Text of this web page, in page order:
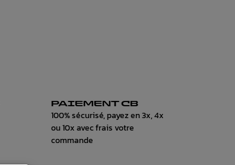
PAIEMENT CB
100% sécurisé, payez en 3x, 4x
ou 10x avec frais votre
commande